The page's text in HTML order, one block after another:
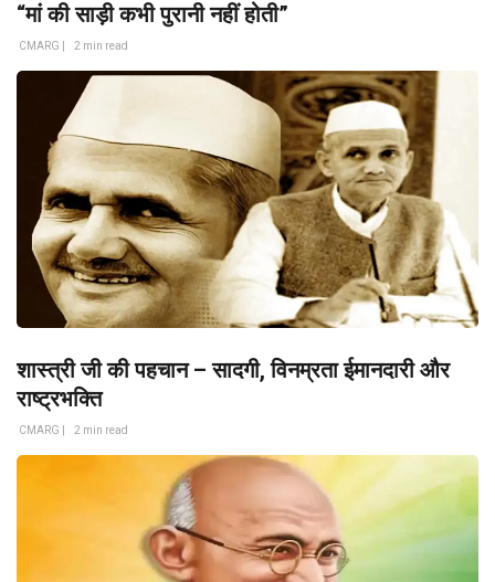
“मां की साड़ी कभी पुरानी नहीं होती”
CMARG | 2 min read
शास्त्री जी की पहचान – सादगी, विनम्रता ईमानदारी और
राष्ट्रभक्ति
CMARG | 2 min read